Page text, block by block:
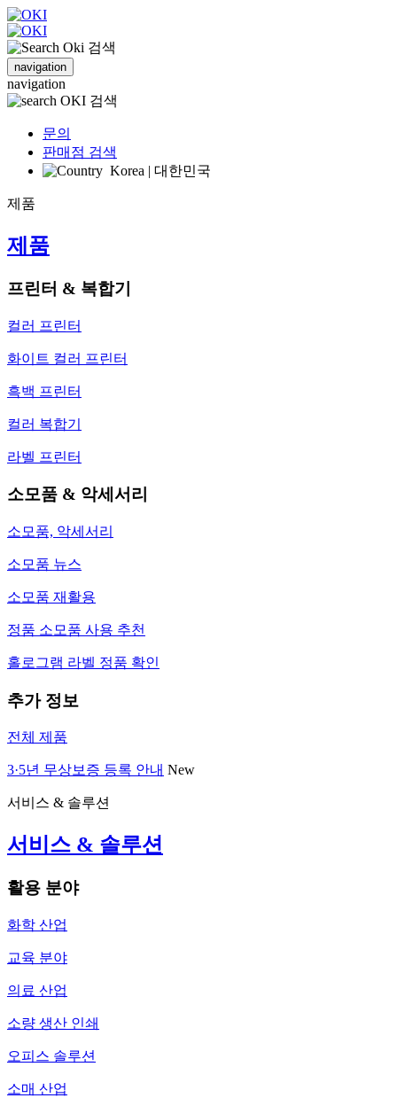
검색
navigation
navigation
검색
문의
판매점 검색
Korea | 대한민국
제품
제품
프린터 & 복합기
컬러 프린터
화이트 컬러 프린터
흑백 프린터
컬러 복합기
라벨 프린터
소모품 & 악세서리
소모품, 악세서리
소모품 뉴스
소모품 재활용
정품 소모품 사용 추천
홀로그램 라벨 정품 확인
추가 정보
전체 제품
3·5년 무상보증 등록 안내 New
서비스 & 솔루션
서비스 & 솔루션
활용 분야
화학 산업
교육 분야
의료 산업
소량 생산 인쇄
오피스 솔루션
소매 산업